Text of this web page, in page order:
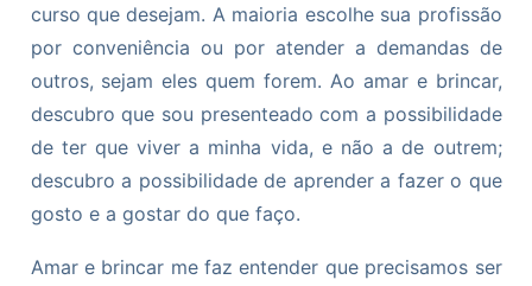
curso que desejam. A maioria escolhe sua profissão
por conveniência ou por atender a demandas de
outros, sejam eles quem forem. Ao amar e brincar,
descubro que sou presenteado com a possibilidade
de ter que viver a minha vida, e não a de outrem;
descubro a possibilidade de aprender a fazer o que
gosto e a gostar do que faço.
Amar e brincar me faz entender que precisamos ser